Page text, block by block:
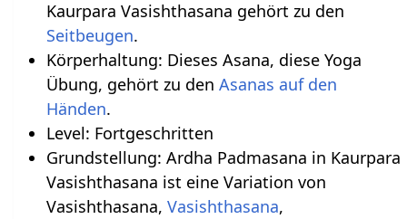
Kaurpara Vasishthasana gehört zu den
Seitbeugen.
Körperhaltung: Dieses Asana, diese Yoga
Übung, gehört zu den Asanas auf den
.
Level: Fortgeschritten
Grundstellung: Ardha Padmasana in Kaurpara
Vasishthasana ist eine Variation von
Vasishthasana, Vasishthasana,